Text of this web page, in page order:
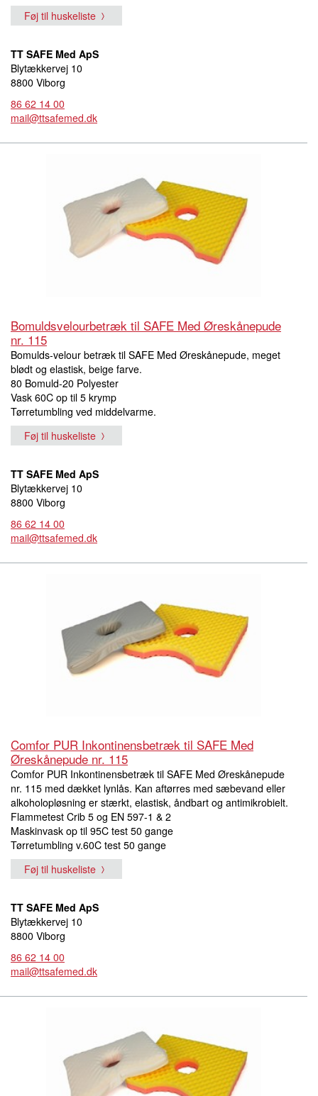
Føj til huskeliste
TT SAFE Med ApS
Blytækkervej 10
8800 Viborg
86 62 14 00
mail@ttsafemed.dk
Bomuldsvelourbetræk til SAFE Med Øreskånepude
nr. 115
Bomulds-velour betræk til SAFE Med Øreskånepude, meget
blødt og elastisk, beige farve.
80 Bomuld-20 Polyester
Vask 60C op til 5 krymp
Tørretumbling ved middelvarme.
Føj til huskeliste
TT SAFE Med ApS
Blytækkervej 10
8800 Viborg
86 62 14 00
mail@ttsafemed.dk
Comfor PUR Inkontinensbetræk til SAFE Med
Øreskånepude nr. 115
Comfor PUR Inkontinensbetræk til SAFE Med Øreskånepude
nr. 115 med dækket lynlås. Kan aftørres med sæbevand eller
alkoholopløsning er stærkt, elastisk, åndbart og antimikrobielt.
Flammetest Crib 5 og EN 597-1 & 2
Maskinvask op til 95C test 50 gange
Tørretumbling v.60C test 50 gange
Føj til huskeliste
TT SAFE Med ApS
Blytækkervej 10
8800 Viborg
86 62 14 00
mail@ttsafemed.dk